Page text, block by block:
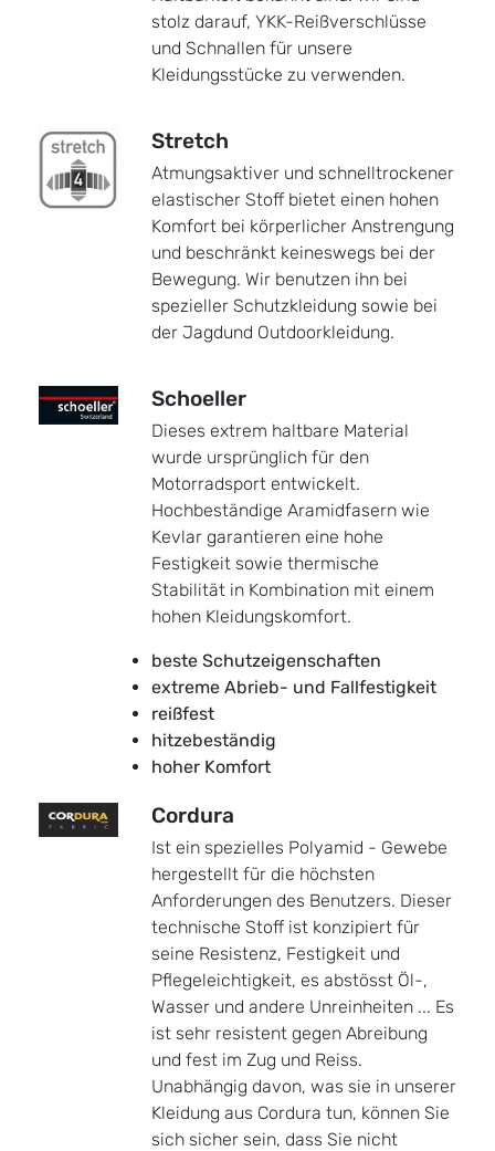
stolz darauf, YKK-Reißverschlüsse
und Schnallen für unsere
Kleidungsstücke zu verwenden.
Stretch
Atmungsaktiver und schnelltrockener
elastischer Stoff bietet einen hohen
Komfort bei körperlicher Anstrengung
und beschränkt keineswegs bei der
Bewegung. Wir benutzen ihn bei
spezieller Schutzkleidung sowie bei
der Jagdund Outdoorkleidung.
Schoeller
Dieses extrem haltbare Material
wurde ursprünglich für den
Motorradsport entwickelt.
Hochbeständige Aramidfasern wie
Kevlar garantieren eine hohe
Festigkeit sowie thermische
Stabilität in Kombination mit einem
hohen Kleidungskomfort.
beste Schutzeigenschaften
extreme Abrieb- und Fallfestigkeit
reißfest
hitzebeständig
hoher Komfort
Cordura
Ist ein spezielles Polyamid - Gewebe
hergestellt für die höchsten
Anforderungen des Benutzers. Dieser
technische Stoff ist konzipiert für
seine Resistenz, Festigkeit und
Pflegeleichtigkeit, es abstösst Öl-,
Wasser und andere Unreinheiten ... Es
ist sehr resistent gegen Abreibung
und fest im Zug und Reiss.
Unabhängig davon, was sie in unserer
Kleidung aus Cordura tun, können Sie
sich sicher sein, dass Sie nicht